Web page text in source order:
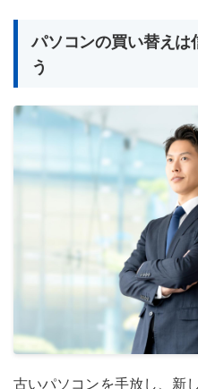
パソコンの買い替え
う
古いパソコンを手放し、新